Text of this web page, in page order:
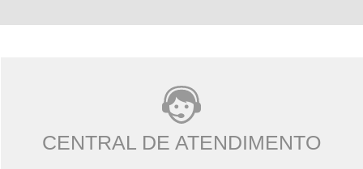
CENTRAL DE ATENDIMENTO